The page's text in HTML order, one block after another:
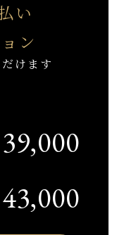
い
ン
けます
39,000
43,000